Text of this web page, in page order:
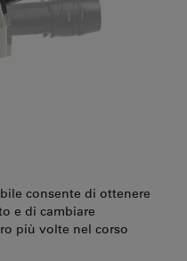
consente di ottenere
e di cambiare
più volte nel corso